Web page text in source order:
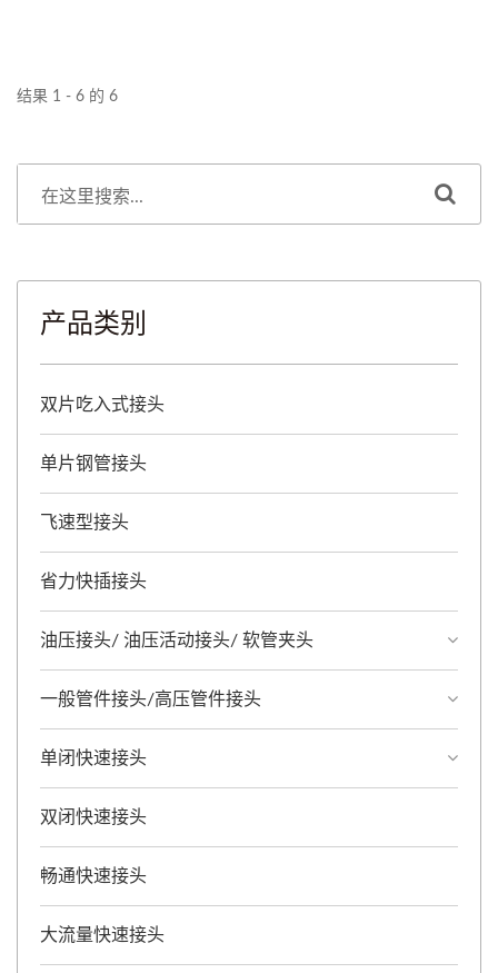
重工作场所安全和环保的用
结果 1 - 6 的 6
产品类别
双片吃入式接头
单片钢管接头
飞速型接头
省力快插接头
油压接头/ 油压活动接头/ 软管夹头
一般管件接头/高压管件接头
单闭快速接头
双闭快速接头
畅通快速接头
大流量快速接头